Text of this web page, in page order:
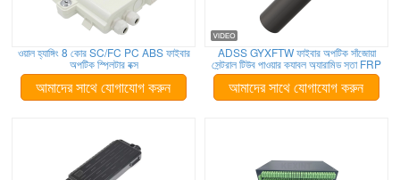
ওয়াল হ্যাঙ্গিং 8 কোর SC/FC PC ABS ফাইবার
অপটিক স্প্লিটার বক্স
আমাদের সাথে যোগাযোগ করুন
ADSS GYXFTW ফাইবার অপটিক সাঁজোয়া
সেন্ট্রাল টিউব পাওয়ার ক্যাবল অ্যারামিড সুতা FRP
আমাদের সাথে যোগাযোগ করুন